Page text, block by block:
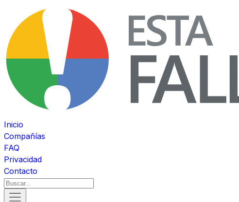
Inicio
Compañías
FAQ
Privacidad
Contacto